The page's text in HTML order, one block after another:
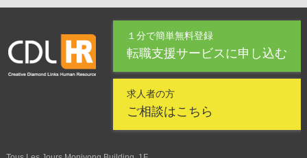
１分で簡単無料登録
転職支援サービスに申し込む
求人者の方
ご相談はこちら